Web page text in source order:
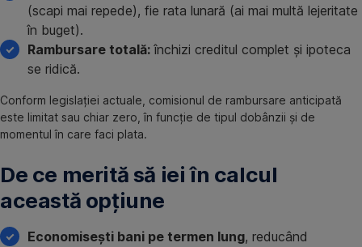
(scapi mai repede), fie rata lunară (ai mai multă lejeritate
în buget).
Rambursare totală: închizi creditul complet și ipoteca
se ridică.
Conform legislației actuale, comisionul de rambursare anticipată
este limitat sau chiar zero, în funcție de tipul dobânzii și de
momentul în care faci plata.
De ce merită să iei în calcul
această opțiune
Economisești bani pe termen lung, reducând